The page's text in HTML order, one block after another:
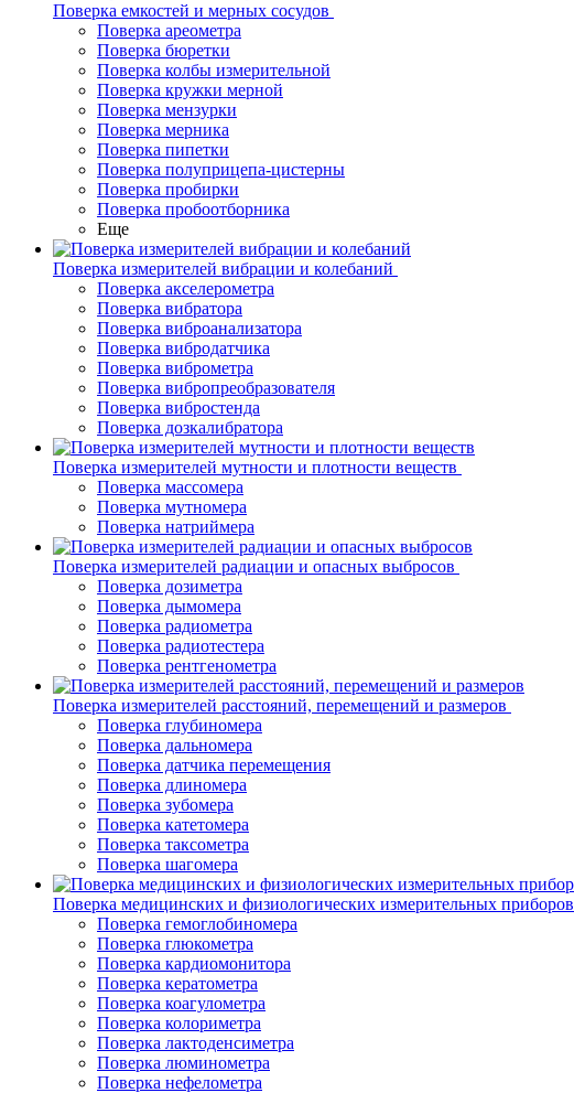
Поверка емкостей и мерных сосудов
Поверка ареометра
Поверка бюретки
Поверка колбы измерительной
Поверка кружки мерной
Поверка мензурки
Поверка мерника
Поверка пипетки
Поверка полуприцепа-цистерны
Поверка пробирки
Поверка пробоотборника
Еще
Поверка измерителей вибрации и колебаний
Поверка акселерометра
Поверка вибратора
Поверка виброанализатора
Поверка вибродатчика
Поверка виброметра
Поверка вибропреобразователя
Поверка вибростенда
Поверка дозкалибратора
Поверка измерителей мутности и плотности веществ
Поверка массомера
Поверка мутномера
Поверка натриймера
Поверка измерителей радиации и опасных выбросов
Поверка дозиметра
Поверка дымомера
Поверка радиометра
Поверка радиотестера
Поверка рентгенометра
Поверка измерителей расстояний, перемещений и размеров
Поверка глубиномера
Поверка дальномера
Поверка датчика перемещения
Поверка длиномера
Поверка зубомера
Поверка катетомера
Поверка таксометра
Поверка шагомера
Поверка медицинских и физиологических измерительных приборов
Поверка гемоглобиномера
Поверка глюкометра
Поверка кардиомонитора
Поверка кератометра
Поверка коагулометра
Поверка колориметра
Поверка лактоденсиметра
Поверка люминометра
Поверка нефелометра